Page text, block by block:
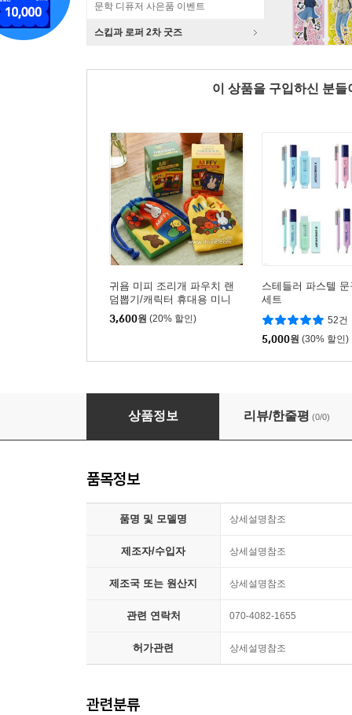
문학 디퓨저 사은품 이벤트
스킵과 로퍼 2차 굿즈
이 상품을 구입하신 분
귀욤 미피 조리개 파우치 랜
덤뽑기/캐릭터 휴대용 미니
가방
3,600원 (20% 할인)
스테들러 파스텔
세트
52건
5,000원 (30% 할인)
미피 큐브 파우치 아크릴 키링/백참 동전 지갑
상품정보 리뷰/한줄평 (0/0)
품목정보
품명 및 모델명 상세설명참조
제조자/수입자 상세설명참조
제조국 또는 원산지 상세설명참조
관련 연락처 070-4082-1655
허가관련 상세설명참조
관련분류